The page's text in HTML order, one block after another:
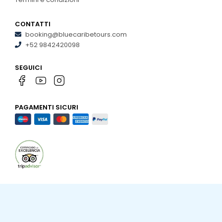
CONTATTI
booking@bluecaribetours.com
+52 9842420098
SEGUICI
PAGAMENTI SICURI